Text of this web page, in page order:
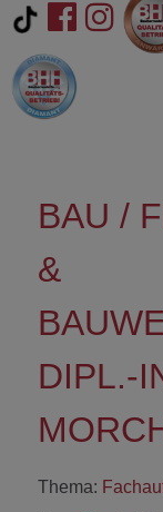
BAU /
&
DIPL.-
Thema: